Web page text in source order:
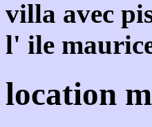
villa avec
l' ile
location